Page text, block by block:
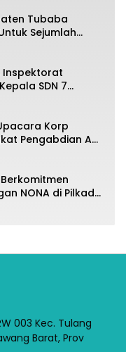
Tubaba
Sejumlah
Inspektorat
SDN 7
Korp
Pengabdian AKP
NONA di Pilkada
003 Kec. Tulang
Barat, Prov